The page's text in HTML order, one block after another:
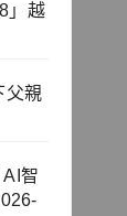
」越
父親
智